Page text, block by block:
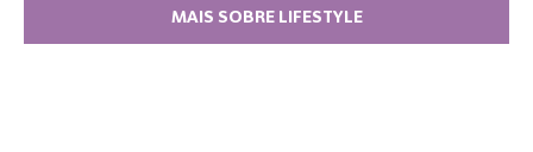
MAIS SOBRE LIFESTYLE